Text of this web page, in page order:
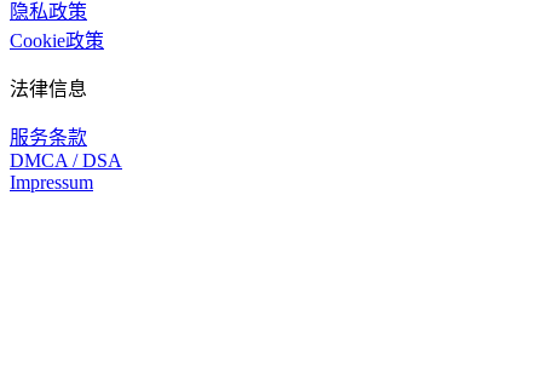
隐私政策
Cookie政策
法律信息
服务条款
DMCA / DSA
Impressum